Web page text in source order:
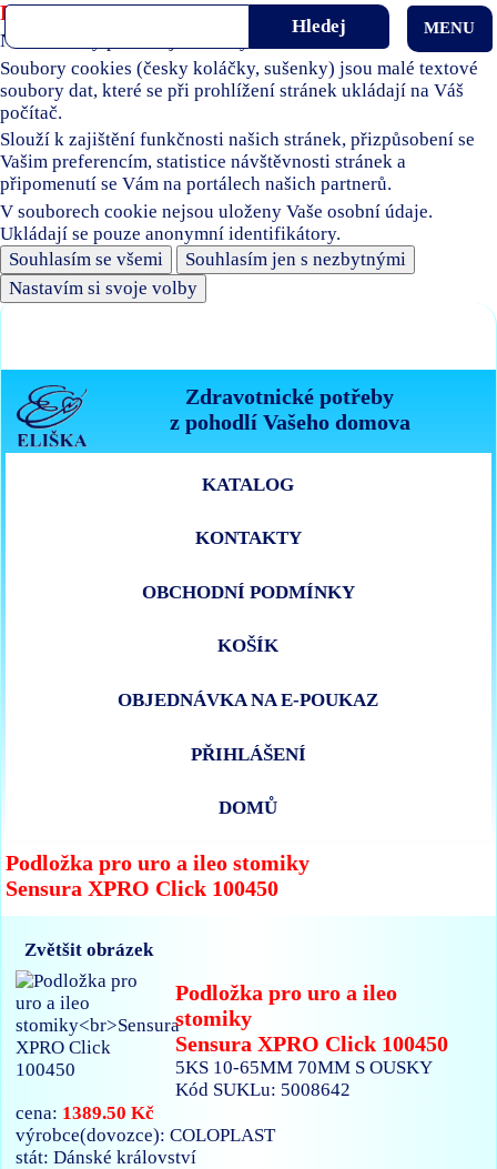
Používáme soubory cookies
Naše stránky používají soubory cookies.
Soubory cookies (česky koláčky, sušenky) jsou malé textové
soubory dat, které se při prohlížení stránek ukládají na Váš
počítač.
Slouží k zajištění funkčnosti našich stránek, přizpůsobení se
Vašim preferencím, statistice návštěvnosti stránek a
připomenutí se Vám na portálech našich partnerů.
V souborech cookie nejsou uloženy Vaše osobní údaje.
Ukládají se pouze anonymní identifikátory.
Souhlasím se všemi
Souhlasím jen s nezbytnými
Nastavím si svoje volby
Zdravotnické potřeby
z pohodlí Vašeho domova
MENU
KATALOG
KONTAKTY
OBCHODNÍ PODMÍNKY
KOŠÍK
OBJEDNÁVKA NA E-POUKAZ
PŘIHLÁŠENÍ
DOMŮ
Podložka pro uro a ileo stomiky
Sensura XPRO Click 100450
Zvětšit obrázek
Podložka pro uro a ileo
stomiky
Sensura XPRO Click 100450
5KS 10-65MM 70MM S OUSKY
Kód SUKLu: 5008642
cena: 1389.50 Kč
výrobce(dovozce): COLOPLAST
stát: Dánské království